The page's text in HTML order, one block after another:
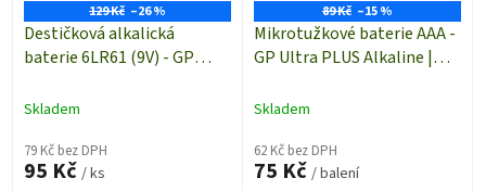
129 Kč –26 %
Destičková alkalická
baterie 6LR61 (9V) - GP
B03511 | 1 kus
Skladem
79 Kč bez DPH
95 Kč / ks
89 Kč –15 %
Mikrotužkové baterie AAA -
GP Ultra PLUS Alkaline |
Skladem
62 Kč bez DPH
75 Kč / balení